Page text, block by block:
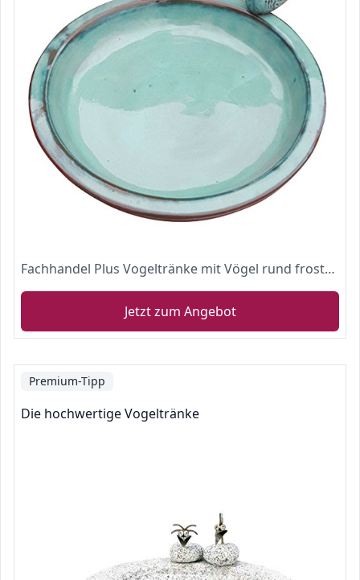
Fachhandel Plus Vogeltränke mit Vögel rund frostfest Vogelbad Futterschale Vogelbecken Shabby chic versch. Farben wählbar, Farbe:türkis
Jetzt zum Angebot
Premium-Tipp
Die hochwertige Vogeltränke